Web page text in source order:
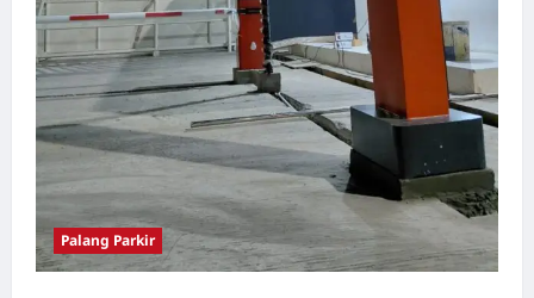
Palang Parkir